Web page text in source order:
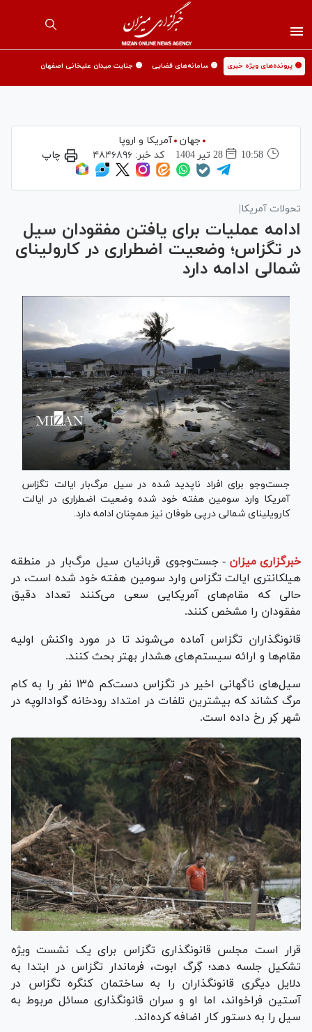
🟡 پرونده‌های ویژه خبری 🟡 سامانه‌های قضایی 🟡 جنایت میدان علیخانی اصفهان
جهان
آمریکا و اروپا
10:58
28 تير 1404 کد خبر: ۴۸۴۶۸۹۶ چاپ
تحولات آمریکا|
ادامه عملیات برای یافتن مفقودان سیل
در تگزاس؛ وضعیت اضطراری در کارولینای
شمالی ادامه دارد
جست‌وجو برای افراد ناپدید شده در سیل مرگ‌بار ایالت تگزاس
آمریکا وارد سومین هفته خود شده وضعیت اضطراری در ایالت
کارویلینای شمالی درپی طوفان نیز همچنان ادامه دارد.
خبرگزاری میزان - جست‌وجوی قربانیان سیل مرگ‌بار در منطقه
هیل‎کانتری ایالت تگزاس وارد سومین هفته خود شده است، در
حالی که مقام‌های آمریکایی سعی می‌کنند تعداد دقیق
مفقودان را مشخص کنند.
قانونگذاران تگزاس آماده می‌شوند تا در مورد واکنش اولیه
مقام‌ها و ارائه سیستم‌های هشدار بهتر بحث کنند.
سیل‌های ناگهانی اخیر در تگزاس دست‌کم ۱۳۵ نفر را به کام
مرگ کشاند که بیشترین تلفات در امتداد رودخانه گوادالوپه در
شهر کِر رخ داده است.
قرار است مجلس قانونگذاری تگزاس برای یک نشست ویژه
تشکیل جلسه دهد؛ گِرگ ابوت، فرماندار تگزاس در ابتدا به
دلایل دیگری قانونگذاران را به ساختمان کنگره تگزاس در
آستین فراخواند، اما او و سران قانونگذاری مسائل مربوط به
سیل را به دستور کار اضافه کرده‌اند.